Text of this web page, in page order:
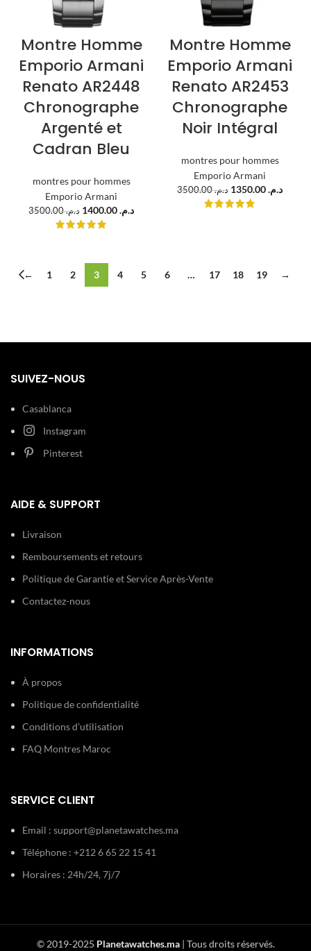
Montre Homme
Emporio Armani
Renato AR2448
Chronographe
Argenté et
Cadran Bleu
montres pour hommes
Emporio Armani
د.م.3500.00 د.م.
Montre Homme
Emporio Armani
Renato AR2453
Chronographe
Noir Intégral
montres pour hommes
Emporio Armani
د.م.3500.00 د.م.
← 1 2 3 4 5 6 … 17 18 19 →
SUIVEZ-NOUS
Casablanca
Instagram
Pinterest
AIDE & SUPPORT
Livraison
Remboursements et retours
Politique de Garantie et Service Après-Vente
Contactez-nous
INFORMATIONS
À propos
Politique de confidentialité
Conditions d’utilisation
FAQ Montres Maroc
SERVICE CLIENT
Email : support@planetawatches.ma
Téléphone : +212 6 65 22 15 41
Horaires : 24h/24, 7j/7
© 2019-2025 Planetawatches.ma| Tous droits réservés.